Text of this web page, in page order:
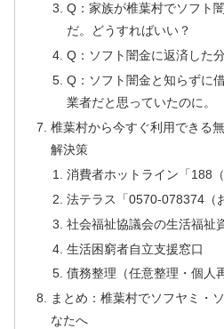
Q：家族が椎葉村でソフト
だ。どうすればいい？
Q：ソフト闇金に返済した
Q：ソフト闇金と知らずに
業者だと思っていたのに。
椎葉村から今すぐ利用できる
解決策
消費者ホットライン「188（
法テラス「0570-078374（
社会福祉協議会の生活福祉
生活困窮者自立支援窓口
債務整理（任意整理・個人
まとめ：椎葉村でソフヤミ・
なたへ